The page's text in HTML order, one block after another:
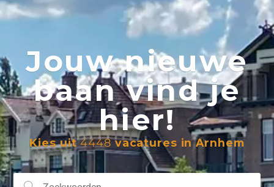
Jouw nieuwe
baan vind je
hier!
Kies uit4448vacatures in Arnhem